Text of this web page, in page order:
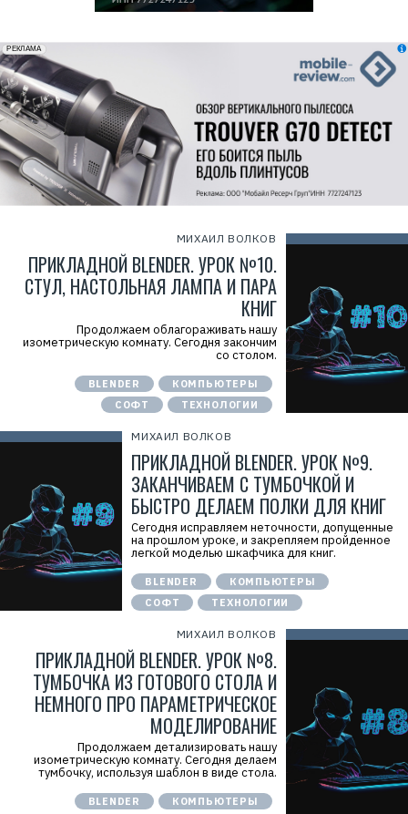
МИХАИЛ ВОЛКОВ
ПРИКЛАДНОЙ BLENDER. УРОК №10.
СТУЛ, НАСТОЛЬНАЯ ЛАМПА И ПАРА
КНИГ
Продолжаем облагораживать нашу
изометрическую комнату. Сегодня закончим
со столом.
BLENDER
КОМПЬЮТЕРЫ
СОФТ
ТЕХНОЛОГИИ
МИХАИЛ ВОЛКОВ
ПРИКЛАДНОЙ BLENDER. УРОК №9.
ЗАКАНЧИВАЕМ С ТУМБОЧКОЙ И
БЫСТРО ДЕЛАЕМ ПОЛКИ ДЛЯ КНИГ
Сегодня исправляем неточности, допущенные
на прошлом уроке, и закрепляем пройденное
легкой моделью шкафчика для книг.
BLENDER
КОМПЬЮТЕРЫ
СОФТ
ТЕХНОЛОГИИ
МИХАИЛ ВОЛКОВ
ПРИКЛАДНОЙ BLENDER. УРОК №8.
ТУМБОЧКА ИЗ ГОТОВОГО СТОЛА И
НЕМНОГО ПРО ПАРАМЕТРИЧЕСКОЕ
МОДЕЛИРОВАНИЕ
Продолжаем детализировать нашу
изометрическую комнату. Сегодня делаем
тумбочку, используя шаблон в виде стола.
BLENDER КОМПЬЮТЕРЫ
erid: 2VfnxxmNzs5
РЕКЛАМА